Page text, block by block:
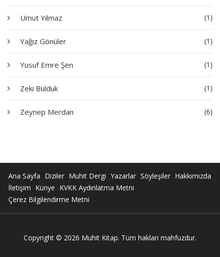
Umut Yılmaz (1)
Yağız Gönüler (1)
Yusuf Emre Şen (1)
Zeki Bulduk (1)
Zeynep Merdan (6)
Ana Sayfa Diziler Muhit Dergi Yazarlar Söyleşiler Hakkımızda
İletişim Künye KVKK Aydınlatma Metni
Çerez Bilgilendirme Metni
Copyright © 2026 Muhit Kitap. Tüm hakları mahfuzdur.